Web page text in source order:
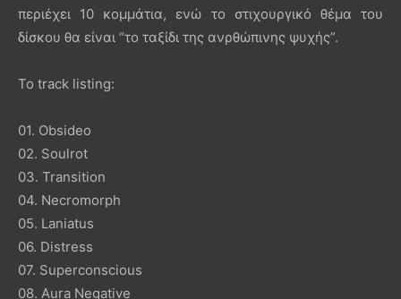
περιέχει 10 κομμάτια, ενώ το στιχουργικό θέμα του
δίσκου θα είναι “το ταξίδι της ανρθώπινης ψυχής”.
Το track listing:
01. Obsideo
02. Soulrot
03. Transition
04. Necromorph
05. Laniatus
06. Distress
07. Superconscious
08. Aura Negative